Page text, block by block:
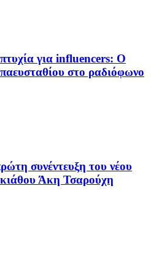
για influencers: Ο
στο ραδιόφωνο
συνέντευξη του νέου
Άκη Τσαρούχη